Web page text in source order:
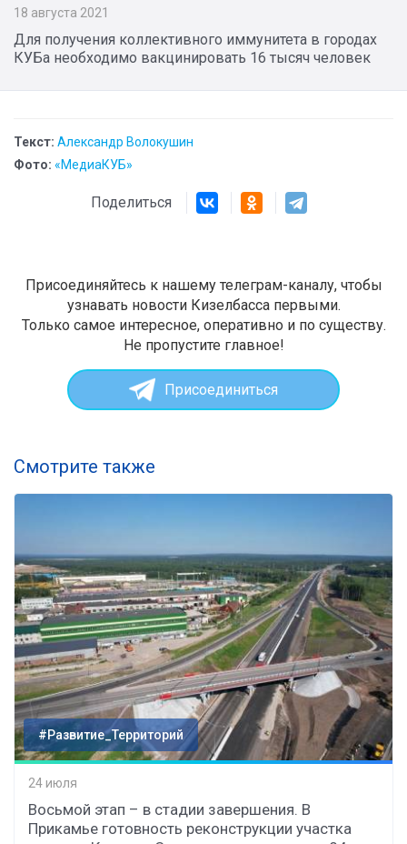
18 августа 2021
​Для получения коллективного иммунитета в городах
КУБа необходимо вакцинировать 16 тысяч человек
Текст: Александр Волокушин
Фото: «МедиаКУБ»
Поделиться
Присоединяйтесь к нашему телеграм-каналу, чтобы
узнавать новости Кизелбасса первыми.
Только самое интересное, оперативно и по существу.
Не пропустите главное!
Присоединиться
Смотрите также
#Развитие_Территорий
24 июля
Восьмой этап – в стадии завершения. В
Прикамье готовность реконструкции участка